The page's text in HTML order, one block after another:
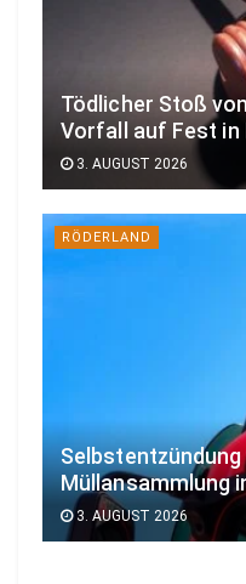
Tödlicher Stoß
Vorfall auf Fest in
3. AUGUST 2026
RÖDERLAND
Müllansammlung
3. AUGUST 2026